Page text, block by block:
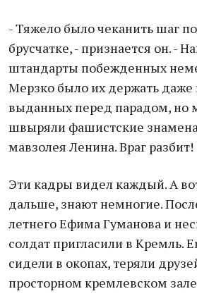
- Тяжело было чеканить шаг
брусчатке, - признается он. -
штандарты побежденных
Мерзко было их держать даже
выданных перед парадом, но
швыряли фашистские
мавзолея Ленина. Враг разбит!
Эти кадры видел каждый. А
дальше, знают немногие.
летнего Ефима Гуманова и
солдат пригласили в Кремль.
сидели в окопах, теряли
просторном кремлевском